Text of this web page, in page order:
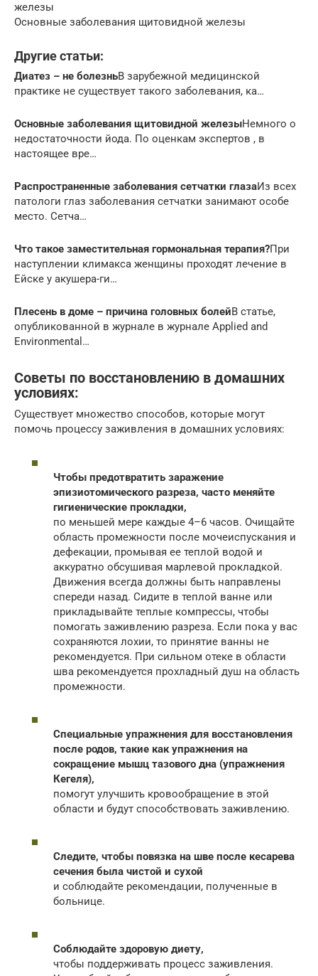
железы
Основные заболевания щитовидной железы
Другие статьи:
Диатез – не болезньВ зарубежной медицинской
практике не существует такого заболевания, ка…
Основные заболевания щитовидной железыНемного о
недостаточности йода. По оценкам экспертов , в
настоящее вре…
Распространенные заболевания сетчатки глазаИз всех
патологи глаз заболевания сетчатки занимают особе
место. Сетча…
Что такое заместительная гормональная терапия?При
наступлении климакса женщины проходят лечение в
Ейске у акушера-ги…
Плесень в доме – причина головных болейВ статье,
опубликованной в журнале в журнале Applied and
Environmental…
Советы по восстановлению в домашних
условиях:
Существует множество способов, которые могут
помочь процессу заживления в домашних условиях:
Чтобы предотвратить заражение
эпизиотомического разреза, часто меняйте
гигиенические прокладки,
по меньшей мере каждые 4–6 часов. Очищайте
область промежности после мочеиспускания и
дефекации, промывая ее теплой водой и
аккуратно обсушивая марлевой прокладкой.
Движения всегда должны быть направлены
спереди назад. Сидите в теплой ванне или
прикладывайте теплые компрессы, чтобы
помогать заживлению разреза. Если пока у вас
сохраняются лохии, то принятие ванны не
рекомендуется. При сильном отеке в области
шва рекомендуется прохладный душ на область
промежности.
Специальные упражнения для восстановления
после родов, такие как упражнения на
сокращение мышц тазового дна (упражнения
Кегеля),
помогут улучшить кровообращение в этой
области и будут способствовать заживлению.
Следите, чтобы повязка на шве после кесарева
сечения была чистой и сухой
и соблюдайте рекомендации, полученные в
больнице.
Соблюдайте здоровую диету,
чтобы поддерживать процесс заживления.